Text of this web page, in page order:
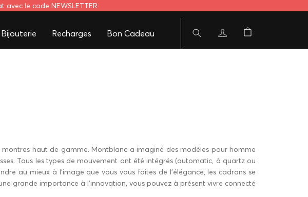
le code NEWSLETTER
Bijouterie Recharges Bon Cadeau
montres haut de gamme. Montblanc a imaginé des modèles pour homme
Tous les types de mouvement ont été intégrés (automatic, à quartz ou
au mieux à l'image que vous vous faites de l'élégance, les cadrans se
grande importance à l'innovation, vous pouvez à présent vivre connecté